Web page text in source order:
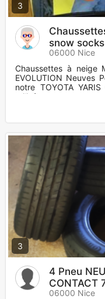
3
snow socks
06000 Nice
Chaussettes à neige
EVOLUTION Neuves
notre TOYOTA
utilisé.
3
4 Pneu
CONTACT
06000 Nice